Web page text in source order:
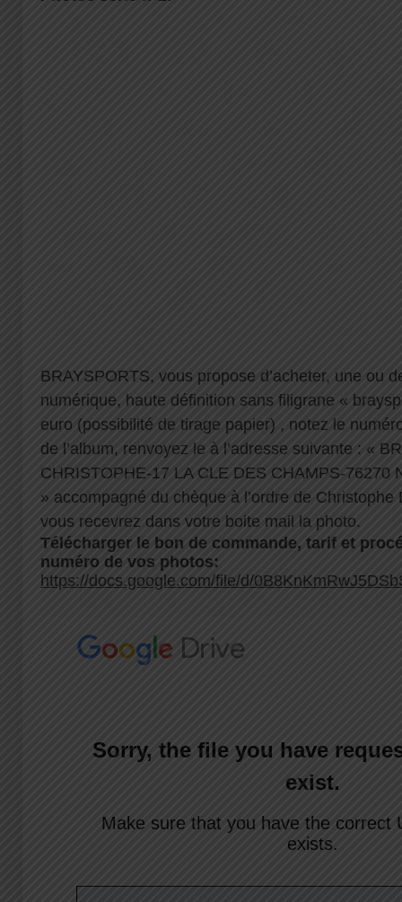
BRAYSPORTS, vous propose d’acheter, une ou
numérique, haute définition sans filigrane «
euro (possibilité de tirage papier) , notez le
de l’album, renvoyez le à l’adresse suivante : «
CHRISTOPHE-17 LA CLE DES CHAMPS-76270
» accompagné du chèque à l’ordre de
vous recevrez dans votre boite mail la photo.
Télécharger le bon de commande, tarif et
numéro de vos photos:
https://docs.google.com/file/d/